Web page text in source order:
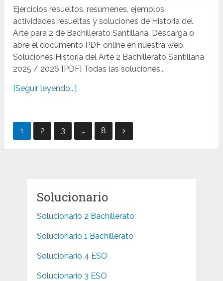
Ejercicios resueltos, resúmenes, ejemplos,
actividades resueltas y soluciones de Historia del
Arte para 2 de Bachillerato Santillana. Descarga o
abre el documento PDF online en nuestra web.
Soluciones Historia del Arte 2 Bachillerato Santillana
2025 / 2026 [PDF] Todas las soluciones...
[Seguir leyendo...]
Paginación
1 2 3 … 8
Solucionario
Solucionario 2 Bachillerato
Solucionario 1 Bachillerato
Solucionario 4 ESO
Solucionario 3 ESO